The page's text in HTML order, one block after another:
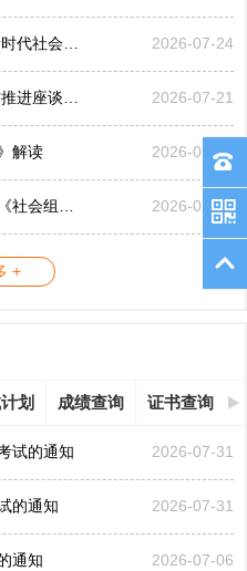
中共中央 国务院印发《关于加强新时代社会工作的意见》 2026-07-24
2026年全国特种设备安全监察工作推进座谈会在黑龙江哈... 2026-07-21
解读 2026-07-17
民政部、中央社会工作部联合印发《社会组织评比表彰活动... 2026-07-17
+
划 成绩查询 证书查询
试的通知 2026-07-31
的通知 2026-07-31
通知 2026-07-06